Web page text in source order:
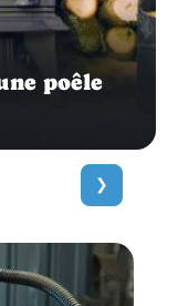
poêle